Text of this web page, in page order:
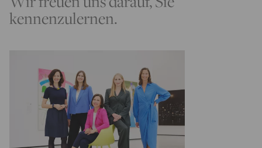
kennenzulernen.